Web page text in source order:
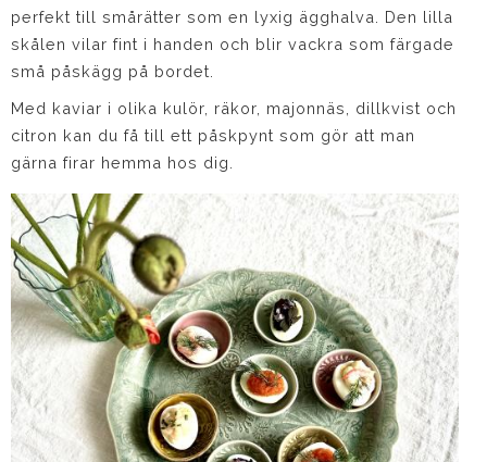
perfekt till smårätter som en lyxig ägghalva. Den lilla
skålen vilar fint i handen och blir vackra som färgade
små påskägg på bordet.
Med kaviar i olika kulör, räkor, majonnäs, dillkvist och
citron kan du få till ett påskpynt som gör att man
gärna firar hemma hos dig.